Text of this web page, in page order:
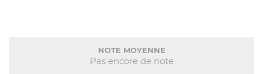
NOTE MOYENNE
Pas encore de note